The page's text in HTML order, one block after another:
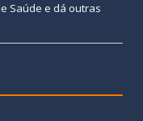
Saúde e dá outras